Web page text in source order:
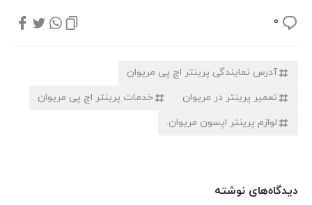
0
آدرس نمایندگی پرینتر اچ پی مریوان
تعمیر پرینتر در مریوان
خدمات پرینتر اچ پی مریوان
لوازم پرینتر اپسون مریوان.
دیدگاه‌های نوشته